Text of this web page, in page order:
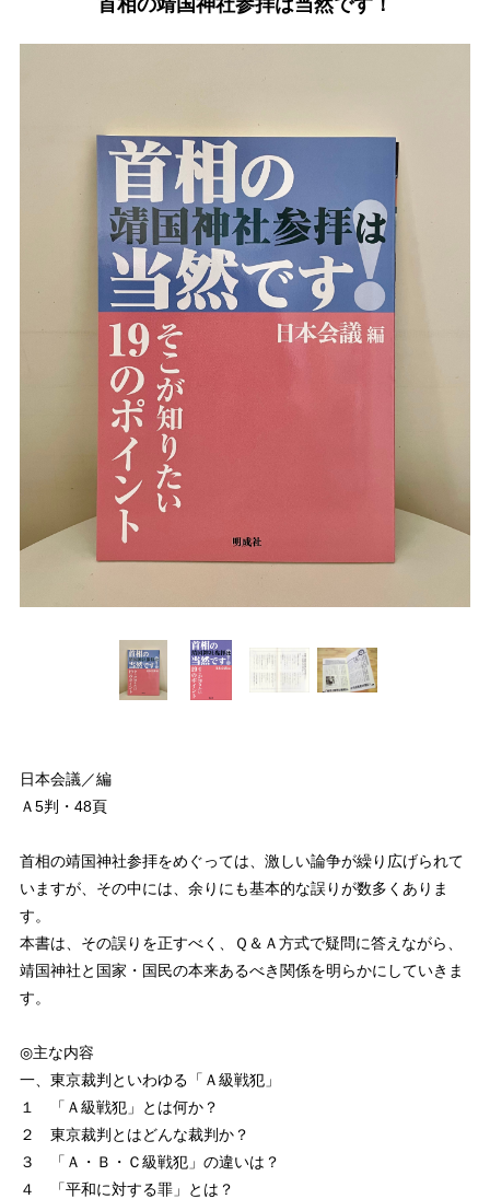
日本会議／編
Ａ5判・48頁
首相の靖国神社参拝をめぐっては、激しい論争が繰り広げられて
いますが、その中には、余りにも基本的な誤りが数多くありま
す。
本書は、その誤りを正すべく、Ｑ＆Ａ方式で疑問に答えながら、
靖国神社と国家・国民の本来あるべき関係を明らかにしていきま
す。
◎主な内容
一、東京裁判といわゆる「Ａ級戦犯」
１ 「Ａ級戦犯」とは何か？
２ 東京裁判とはどんな裁判か？
３ 「Ａ・Ｂ・Ｃ級戦犯」の違いは？
４ 「平和に対する罪」とは？